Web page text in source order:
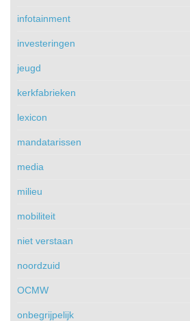
infotainment
investeringen
jeugd
kerkfabrieken
lexicon
mandatarissen
media
milieu
mobiliteit
niet verstaan
noordzuid
OCMW
onbegrijpelijk